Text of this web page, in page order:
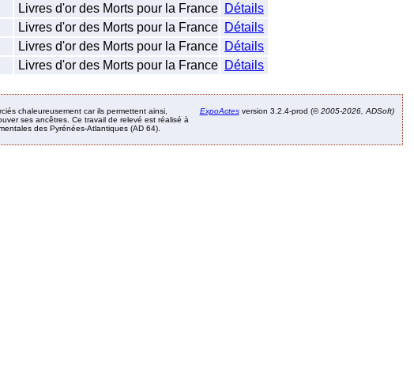
Livres d'or des Morts pour la France Détails
Livres d'or des Morts pour la France Détails
Livres d'or des Morts pour la France Détails
Livres d'or des Morts pour la France Détails
chaleureusement car ils permettent ainsi,
ses ancêtres. Ce travail de relevé est réalisé à
des Pyrénées-Atlantiques (AD 64).
ExpoActesversion 3.2.4-prod (©2005-2026, ADSoft)